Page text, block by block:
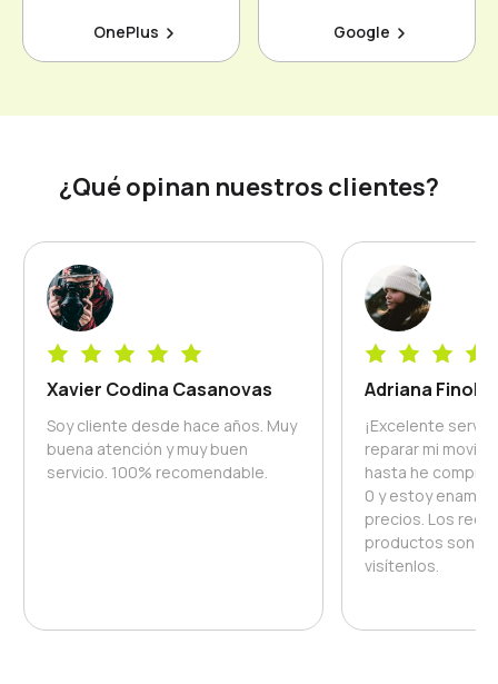
OnePlus Google
¿Qué opinan nuestros clientes?
Xavier Codina Casanovas
Soy cliente desde hace años. Muy
buena atención y muy buen
servicio. 100% recomendable.
Adriana Finol
¡Excelente
reparar mi movil
hasta he
0 y estoy
precios. Los
productos son
visítenlos.